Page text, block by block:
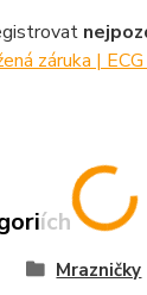
záruka |
Mrazničky